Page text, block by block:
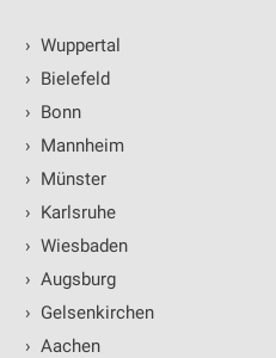
› Wuppertal
› Bielefeld
› Bonn
› Mannheim
› Münster
› Karlsruhe
› Wiesbaden
› Augsburg
› Gelsenkirchen
› Aachen